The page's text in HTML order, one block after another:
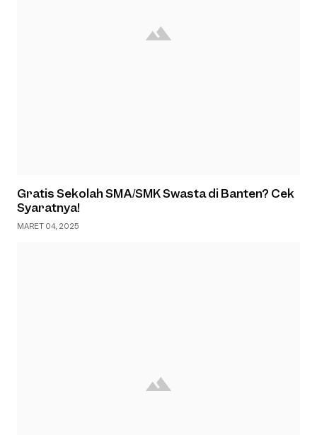
Gratis Sekolah SMA/SMK Swasta di Banten? Cek
Syaratnya!
MARET 04, 2025